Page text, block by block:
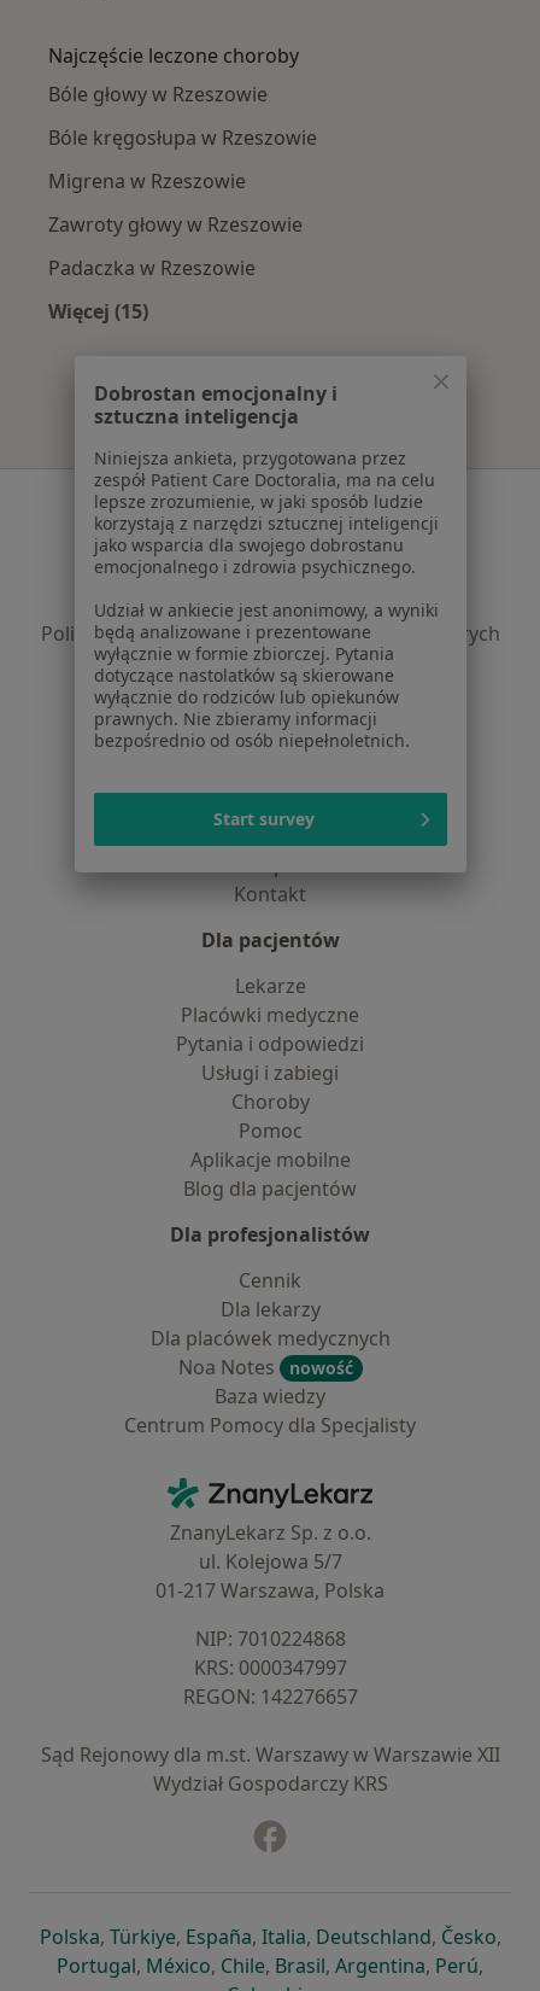
Najczęście leczone choroby
Bóle głowy w Rzeszowie
Bóle kręgosłupa w Rzeszowie
Migrena w Rzeszowie
Zawroty głowy w Rzeszowie
Padaczka w Rzeszowie
Więcej (15)
Serwis
Regulamin
Polityka prywatności pacjentów
Polityka prywatności profesjonalistów
Polityka prywatności dla profesjonalistów, których
dane pozyskaliśmy samodzielnie
Polityka cookies
Jak działają wyniki wyszukiwania
Dostępność
Praca
Rekrutujemy!
Partnerzy
Kontakt
Dla pacjentów
Lekarze
Placówki medyczne
Pytania i odpowiedzi
Usługi i zabiegi
Choroby
Pomoc
Aplikacje mobilne
Blog dla pacjentów
Dla profesjonalistów
Cennik
Dla lekarzy
Dla placówek medycznych
Noa Notes
nowość
Baza wiedzy
Centrum Pomocy dla Specjalisty
ZnanyLekarz - Strona główna
ZnanyLekarz Sp. z o.o.
ul. Kolejowa 5/7
01-217 Warszawa, Polska
NIP: ⁠7010224868
KRS: ⁠0000347997
REGON: ⁠142276657
Sąd Rejonowy dla m.st. Warszawy w Warszawie XII
Wydział Gospodarczy KRS
Polskaotwiera się w nowej karcie
, Türkiyeotwiera się w nowej karcie
, Españaotwiera się w nowej karcie
, Italiaotwiera się w nowej
, Deutschlandotwiera się
, Česko,
Portugalotwiera się w nowej karcie
, Méxicootwiera się w nowej karcie
, Chileotwiera się w nowej karcie
, Brasilotwiera się w nowej
, Argentinaotwiera się
, Perú,
Dobrostan emocjonalny i
sztuczna inteligencja
Niniejsza ankieta, przygotowana przez
zespół Patient Care Doctoralia, ma na celu
lepsze zrozumienie, w jaki sposób ludzie
korzystają z narzędzi sztucznej inteligencji
jako wsparcia dla swojego dobrostanu
emocjonalnego i zdrowia psychicznego.
Udział w ankiecie jest anonimowy, a wyniki
będą analizowane i prezentowane
wyłącznie w formie zbiorczej. Pytania
dotyczące nastolatków są skierowane
wyłącznie do rodziców lub opiekunów
prawnych. Nie zbieramy informacji
bezpośrednio od osób niepełnoletnich.
Start survey